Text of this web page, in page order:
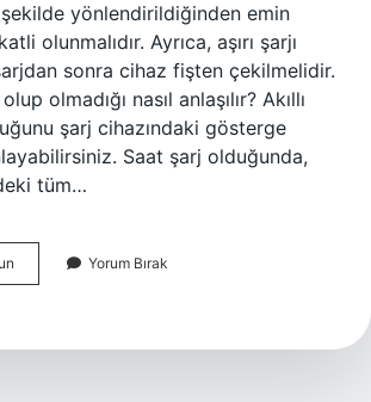
yönlendirildiğinden emin
olunmalıdır. Ayrıca, aşırı şarjı
sonra cihaz fişten çekilmelidir.
olmadığı nasıl anlaşılır? Akıllı
şarj cihazındaki gösterge
Saat şarj olduğunda,
tüm…
Saatin
Mı
Yorum Bırak